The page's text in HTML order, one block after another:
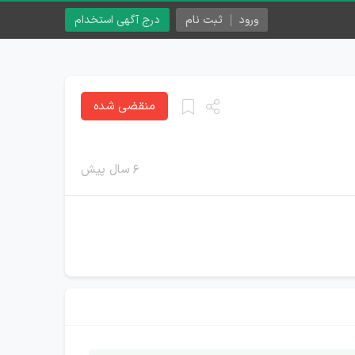
درج آگهی استخدام ورود ثبت نام
۶ سال پیش
منقضی شده